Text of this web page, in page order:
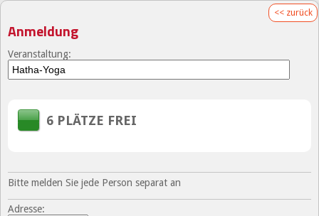
<< zurück
Anmeldung
Veranstaltung:
6 PLÄTZE FREI
Bitte melden Sie jede Person separat an
Adresse: